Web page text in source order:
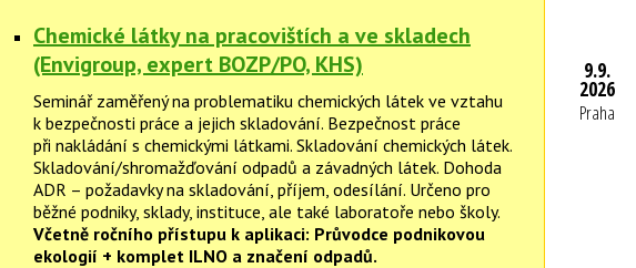
Chemické látky na pracovištích a ve skladech
(Envigroup, expert BOZP/PO, KHS)
Seminář zaměřený na problematiku chemických látek ve vztahu
k bezpečnosti práce a jejich skladování. Bezpečnost práce
při nakládání s chemickými látkami. Skladování chemických látek.
Skladování/shromažďování odpadů a závadných látek. Dohoda
ADR – požadavky na skladování, příjem, odesílání. Určeno pro
běžné podniky, sklady, instituce, ale také laboratoře nebo školy.
Včetně ročního přístupu k aplikaci: Průvodce podnikovou
ekologií + komplet ILNO a značení odpadů.
9.9.
2026
Praha